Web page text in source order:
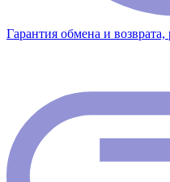
Гарантия обмена и возврата,